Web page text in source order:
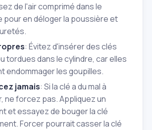
de l'air comprimé dans le
pour en déloger la poussière et
: Évitez d'insérer des clés
tordues dans le cylindre, car elles
endommager les goupilles.
jamais: Si la clé a du mal à
ne forcez pas. Appliquez un
et essayez de bouger la clé
Forcer pourrait casser la clé